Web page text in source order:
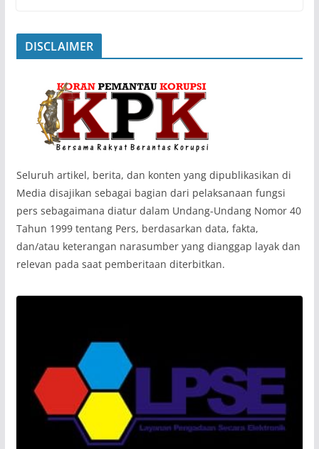
DISCLAIMER
‎Seluruh artikel, berita, dan konten yang dipublikasikan di
Media disajikan sebagai bagian dari pelaksanaan fungsi
pers sebagaimana diatur dalam Undang-Undang Nomor 40
Tahun 1999 tentang Pers, berdasarkan data, fakta,
dan/atau keterangan narasumber yang dianggap layak dan
relevan pada saat pemberitaan diterbitkan.